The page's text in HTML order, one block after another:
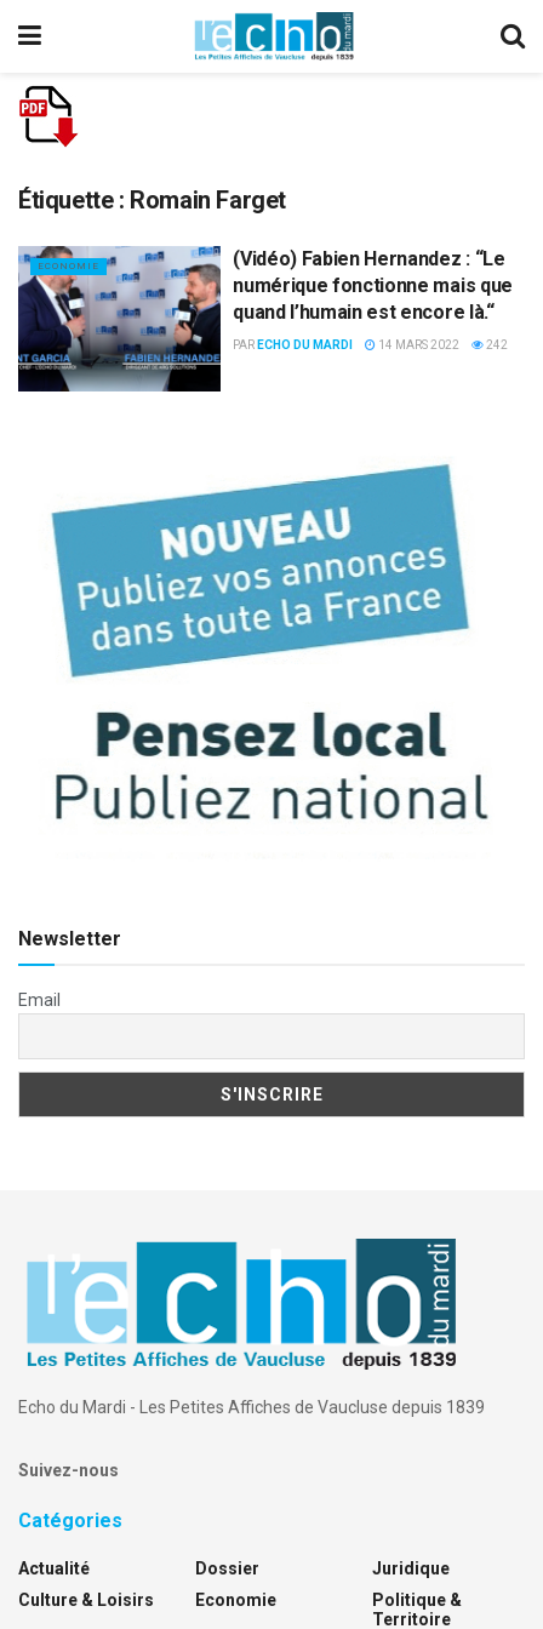
Étiquette : Romain Farget
ECONOMIE
(Vidéo) Fabien Hernandez : “Le
numérique fonctionne mais que
quand l’humain est encore là.“
PAR ECHO DU MARDI 14 MARS 2022 242
Newsletter
Email
Echo du Mardi - Les Petites Affiches de Vaucluse depuis 1839
Suivez-nous
Catégories
Actualité
Culture & Loisirs
Dossier
Economie
Juridique
Politique &
Territoire